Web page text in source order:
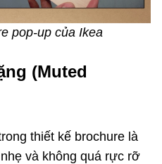
pop-up của Ikea
(Muted
thiết kế brochure là
và không quá rực rỡ